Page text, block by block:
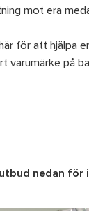
mot era
för att hjälpa
varumärke på
nedan för